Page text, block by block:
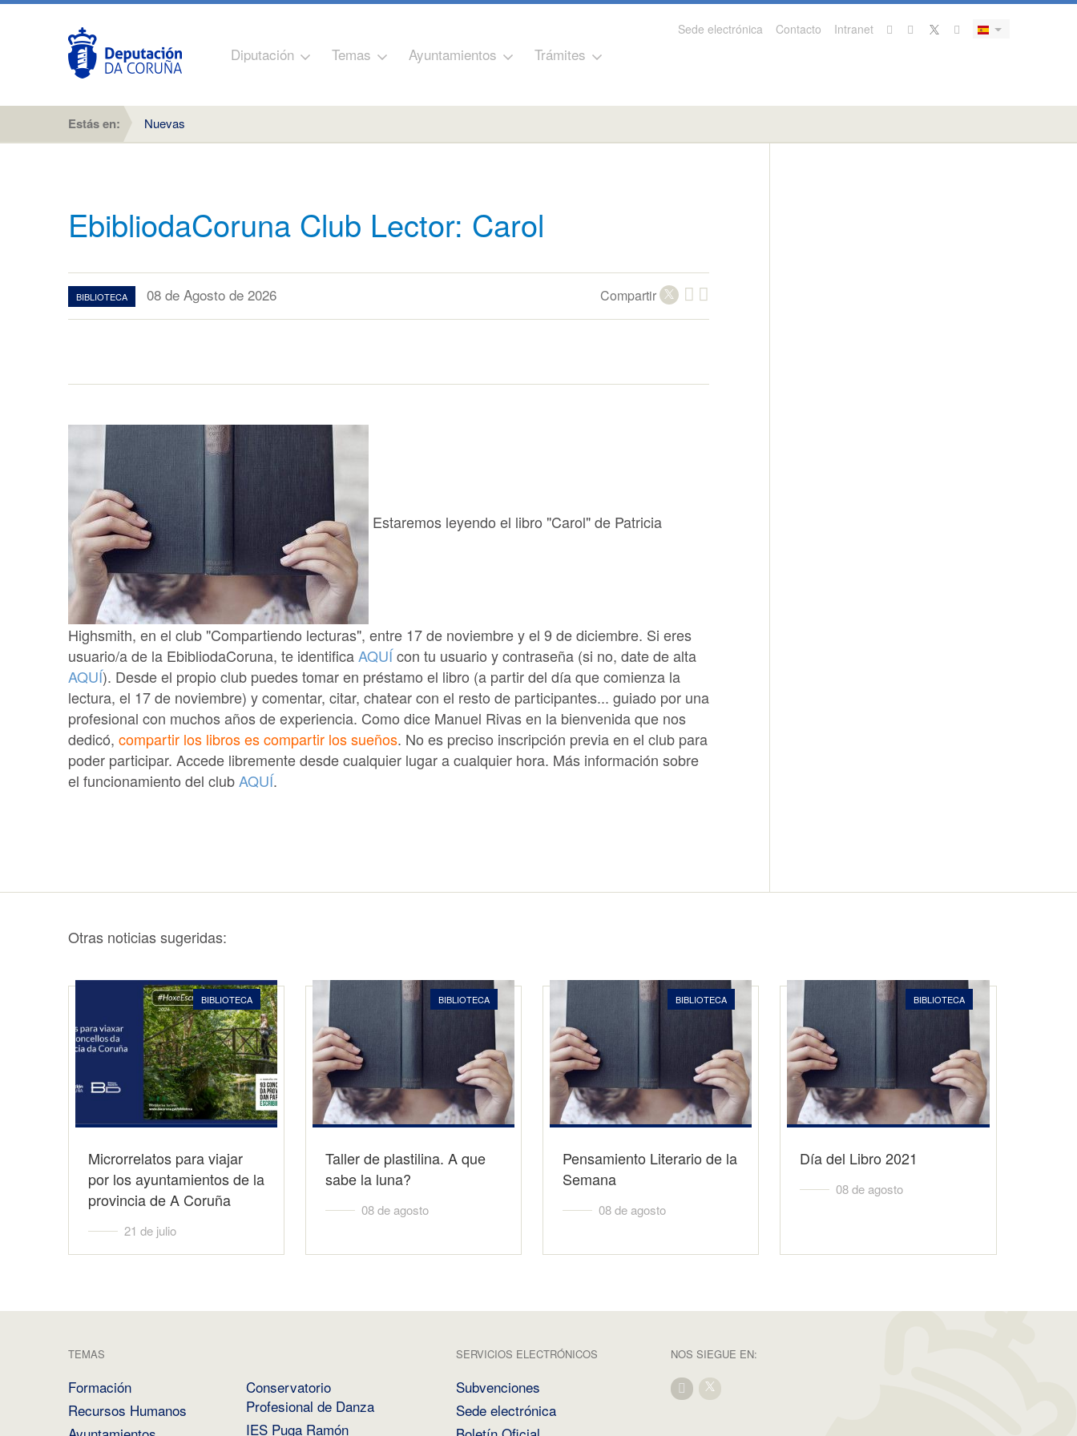
Sede electrónica Contacto Intranet
Diputación Temas Ayuntamientos Trámites
Estás en: Nuevas
EbibliodaCoruna Club Lector: Carol
BIBLIOTECA 08 de Agosto de 2026 Compartir
Estaremos leyendo el libro "Carol" de Patricia
Highsmith, en el club "Compartiendo lecturas", entre 17 de noviembre y el 9 de diciembre. Si eres
usuario/a de la EbibliodaCoruna, te identificaAQUÍcon tu usuario y contraseña (si no, date de alta
AQUÍ). Desde el propio club puedes tomar en préstamo el libro (a partir del día que comienza la
lectura, el 17 de noviembre) y comentar, citar, chatear con el resto de participantes... guiado por una
profesional con muchos años de experiencia. Como dice Manuel Rivas en la bienvenida que nos
dedicó, compartir los libros es compartir los sueños. No es preciso inscripción previaen el club para
poder participar. Accede libremente desde cualquier lugar a cualquier hora. Más información sobre
el funcionamiento del clubAQUÍ.
Otras noticias sugeridas:
BIBLIOTECA
Microrrelatos para viajar
por los ayuntamientos de la
provincia de A Coruña
21 de julio
BIBLIOTECA
Taller de plastilina. A que
sabe la luna?
08 de agosto
BIBLIOTECA
Pensamiento Literario de la
Semana
08 de agosto
BIBLIOTECA
Día del Libro 2021
08 de agosto
TEMAS
Formación
Recursos Humanos
Conservatorio
Profesional de Danza
IES Puga Ramón
SERVICIOS ELECTRÓNICOS
Subvenciones
Sede electrónica
NOS SIEGUE EN: